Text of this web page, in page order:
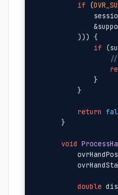
if (
        ))) {
if
//
            }
        }
return
    }
void
double